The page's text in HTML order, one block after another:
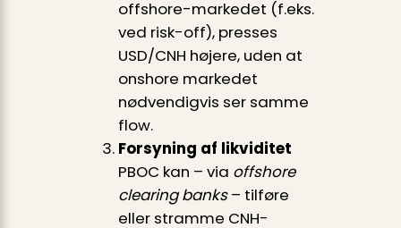
offshore-markedet (f.eks.
ved risk-off), presses
USD/CNH højere, uden at
onshore markedet
nødvendigvis ser samme
flow.
Forsyning af likviditet
PBOC kan – via offshore
clearing banks– tilføre
eller stramme CNH-